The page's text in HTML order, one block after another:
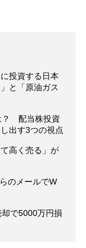
投資する日本
と「原油ガス
？ 配当株投資
出す3つの視点
高く売る」が
のメールでW
で5000万円損